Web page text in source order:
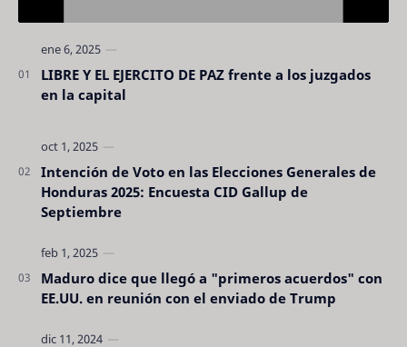
LIBRE Y EL EJERCITO DE PAZ frente a los juzgados
en la capital
Intención de Voto en las Elecciones Generales de
Honduras 2025: Encuesta CID Gallup de
Septiembre
Maduro dice que llegó a "primeros acuerdos" con
EE.UU. en reunión con el enviado de Trump